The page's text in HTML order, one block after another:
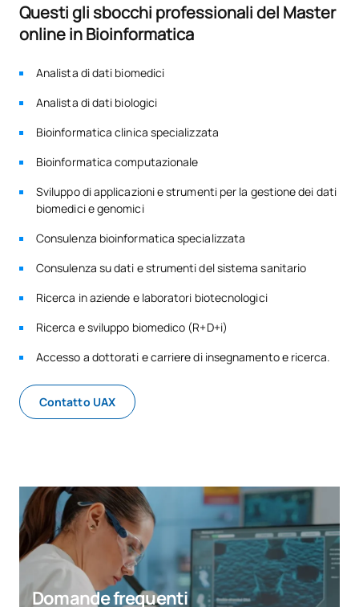
Questi gli sbocchi professionali del Master
online in Bioinformatica
Analista di dati biomedici
Analista di dati biologici
Bioinformatica clinica specializzata
Bioinformatica computazionale
Sviluppo di applicazioni e strumenti per la gestione dei dati
biomedici e genomici
Consulenza bioinformatica specializzata
Consulenza su dati e strumenti del sistema sanitario
Ricerca in aziende e laboratori biotecnologici
Ricerca e sviluppo biomedico (R+D+i)
Accesso a dottorati e carriere di insegnamento e ricerca.
Contatto UAX
Domande frequenti